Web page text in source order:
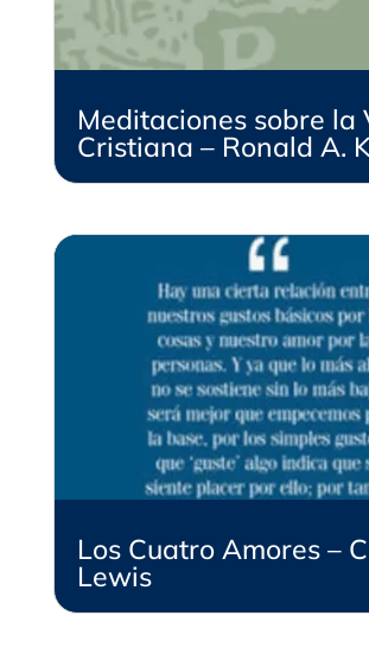
Meditaciones sobre la
Cristiana – Ronald A.
Los Cuatro Amores –
Lewis